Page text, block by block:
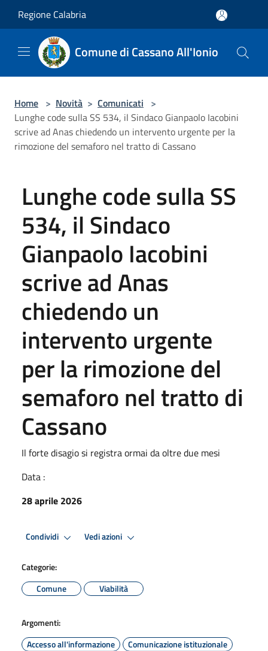
Regione Calabria
Comune di Cassano All'Ionio
Home > Novità > Comunicati >
Lunghe code sulla SS 534, il Sindaco Gianpaolo Iacobini
scrive ad Anas chiedendo un intervento urgente per la
rimozione del semaforo nel tratto di Cassano
Lunghe code sulla SS
534, il Sindaco
Gianpaolo Iacobini
scrive ad Anas
chiedendo un
intervento urgente
per la rimozione del
semaforo nel tratto di
Cassano
Il forte disagio si registra ormai da oltre due mesi
Data :
28 aprile 2026
Condividi Vedi azioni
Categorie:
Comune
Viabilità
Argomenti:
Accesso all'informazione
Comunicazione istituzionale